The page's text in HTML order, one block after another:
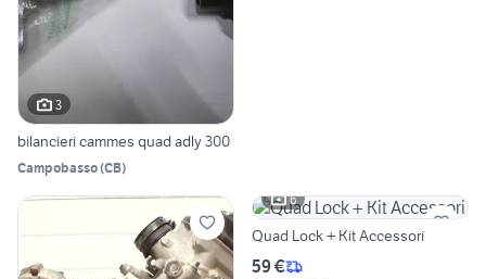
3
bilancieri cammes quad adly 300
Campobasso(CB)
6
Quad Lock + Kit Accessori
59 €